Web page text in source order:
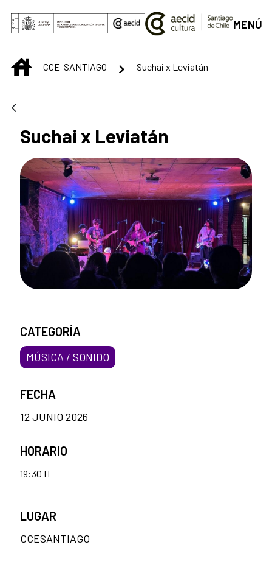
Saltar al contenido principal
MENÚ
INICIOCCE-SANTIAGO Suchai x Leviatán
Suchai x Leviatán
CATEGORÍA
MÚSICA / SONIDO
FECHA
12 JUNIO 2026
HORARIO
19:30 H
LUGAR
CCESANTIAGO